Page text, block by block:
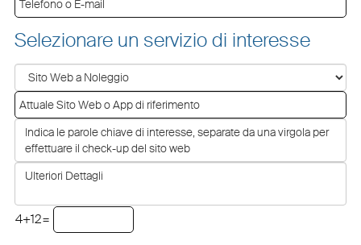
Selezionare un servizio di interesse
4+12=